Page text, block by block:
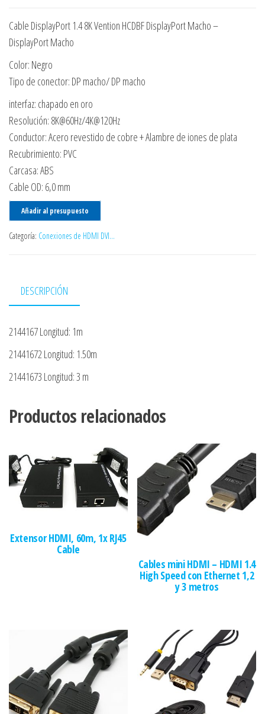
Cable DisplayPort 1.4 8K Vention HCDBF DisplayPort Macho –
DisplayPort Macho
Color: Negro
Tipo de conector: DP macho/ DP macho
interfaz: chapado en oro
Resolución: 8K@60Hz/4K@120Hz
Conductor: Acero revestido de cobre + Alambre de iones de plata
Recubrimiento: PVC
Carcasa: ABS
Cable OD: 6,0 mm
Añadir al presupuesto
Categoría: Conexiones de HDMI DVI...
DESCRIPCIÓN
2144167 Longitud: 1m
21441672 Longitud: 1.50m
21441673 Longitud: 3 m
Productos relacionados
Extensor HDMI, 60m, 1x RJ45
Cable
Cables mini HDMI – HDMI 1.4
High Speed con Ethernet 1,2
y 3 metros